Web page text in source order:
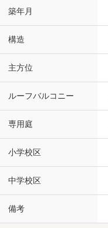
築年月
構造
主方位
ルーフバルコニー
専用庭
小学校区
中学校区
備考